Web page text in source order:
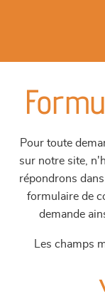
Pour toute
sur notre site,
répondrons
formulaire de
demande
Les champs